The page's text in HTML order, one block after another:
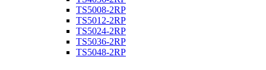
TS5008-2RP
TS5012-2RP
TS5024-2RP
TS5036-2RP
TS5048-2RP